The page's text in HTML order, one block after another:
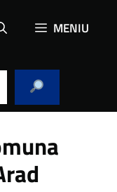
MENIU